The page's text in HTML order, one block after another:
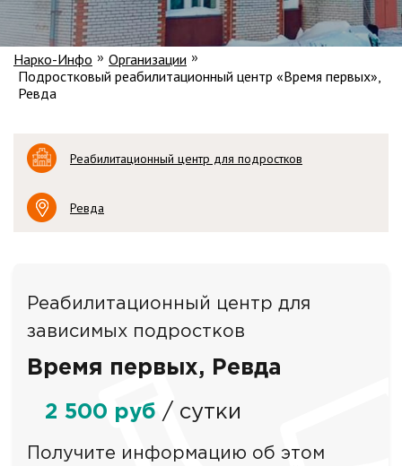
Нарко-Инфо » Организации »
Подростковый реабилитационный центр «Время первых»,
Ревда
Реабилитационный центр для подростков
Ревда
Реабилитационный центр для
зависимых подростков
Время первых, Ревда
2 500 руб / сутки
Получите информацию об этом